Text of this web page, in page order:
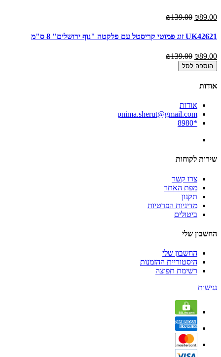
₪89.00
₪139.00
UK42621 זוג פמוטי קריסטל עם פלקטה "נוף ירושלים" 8 ס"מ
₪89.00
₪139.00
הוספה לסל
אודות
אודות
pnima.sherut@gmail.com
*8980
שירות לקוחות
צרו קשר
מפת האתר
תקנון
מדיניות הפרטיות
ביטולים
החשבון שלי
החשבון שלי
היסטוריית ההזמנות
רשימת תפוצה
נגישות